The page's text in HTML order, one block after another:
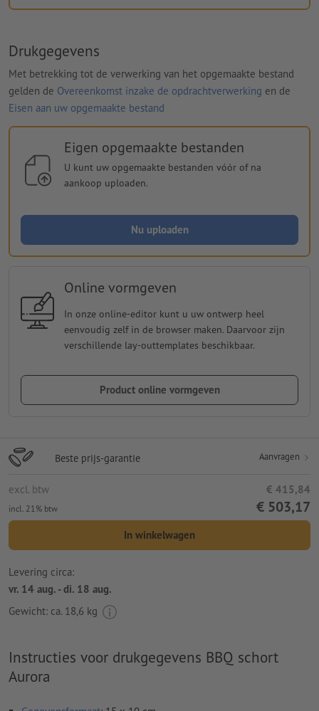
Drukgegevens
Met betrekking tot de verwerking van het opgemaakte bestand
gelden de Overeenkomst inzake de opdrachtverwerking en de
Eisen aan uw opgemaakte bestand
Eigen opgemaakte bestanden
U kunt uw opgemaakte bestanden vóór of na
aankoop uploaden.
Nu uploaden
Online vormgeven
In onze online-editor kunt u uw ontwerp heel
eenvoudig zelf in de browser maken. Daarvoor zijn
verschillende lay-outtemplates beschikbaar.
Product online vormgeven
Beste prijs-garantie Aanvragen
excl. btw € 415,84
incl. 21% btw € 503,17
In winkelwagen
Levering circa:
vr. 14 aug. - di. 18 aug.
Gewicht: ca. 18,6 kg
Instructies voor drukgegevens BBQ schort
Aurora